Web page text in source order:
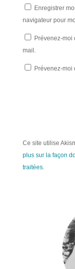
Enregistrer
navigateur pour
Prévenez-moi
mail.
Prévenez-moi
Ce site utilise
plus sur la façon
traitées.